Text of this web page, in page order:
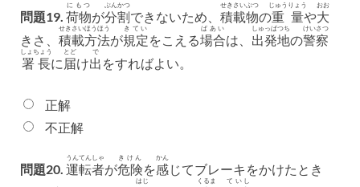
問題19. 荷物
にもつ
が分割
ぶんかつ
できないため、 積載物
せきさいぶつ
の重量
じゅうりょう
や大
おお
きさ、 積載
せきさい
方法
ほうほう
が規定
きてい
をこえる場合
ばあい
は、 出発地
しゅっぱつち
の警察
けいさつ
署長
しょちょう
に 届
とど
け出
で
をすればよい。
正解
不正解
問題20. 運転者
うんてんしゃ
が危険
きけん
を感
かん
じてブレーキをかけたとき
はじ くるま ていし